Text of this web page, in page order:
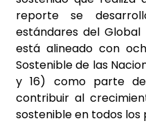
reporte se
estándares del Global
está alineado con
Sostenible de las
y 16) como parte
contribuir al
sostenible en todos los